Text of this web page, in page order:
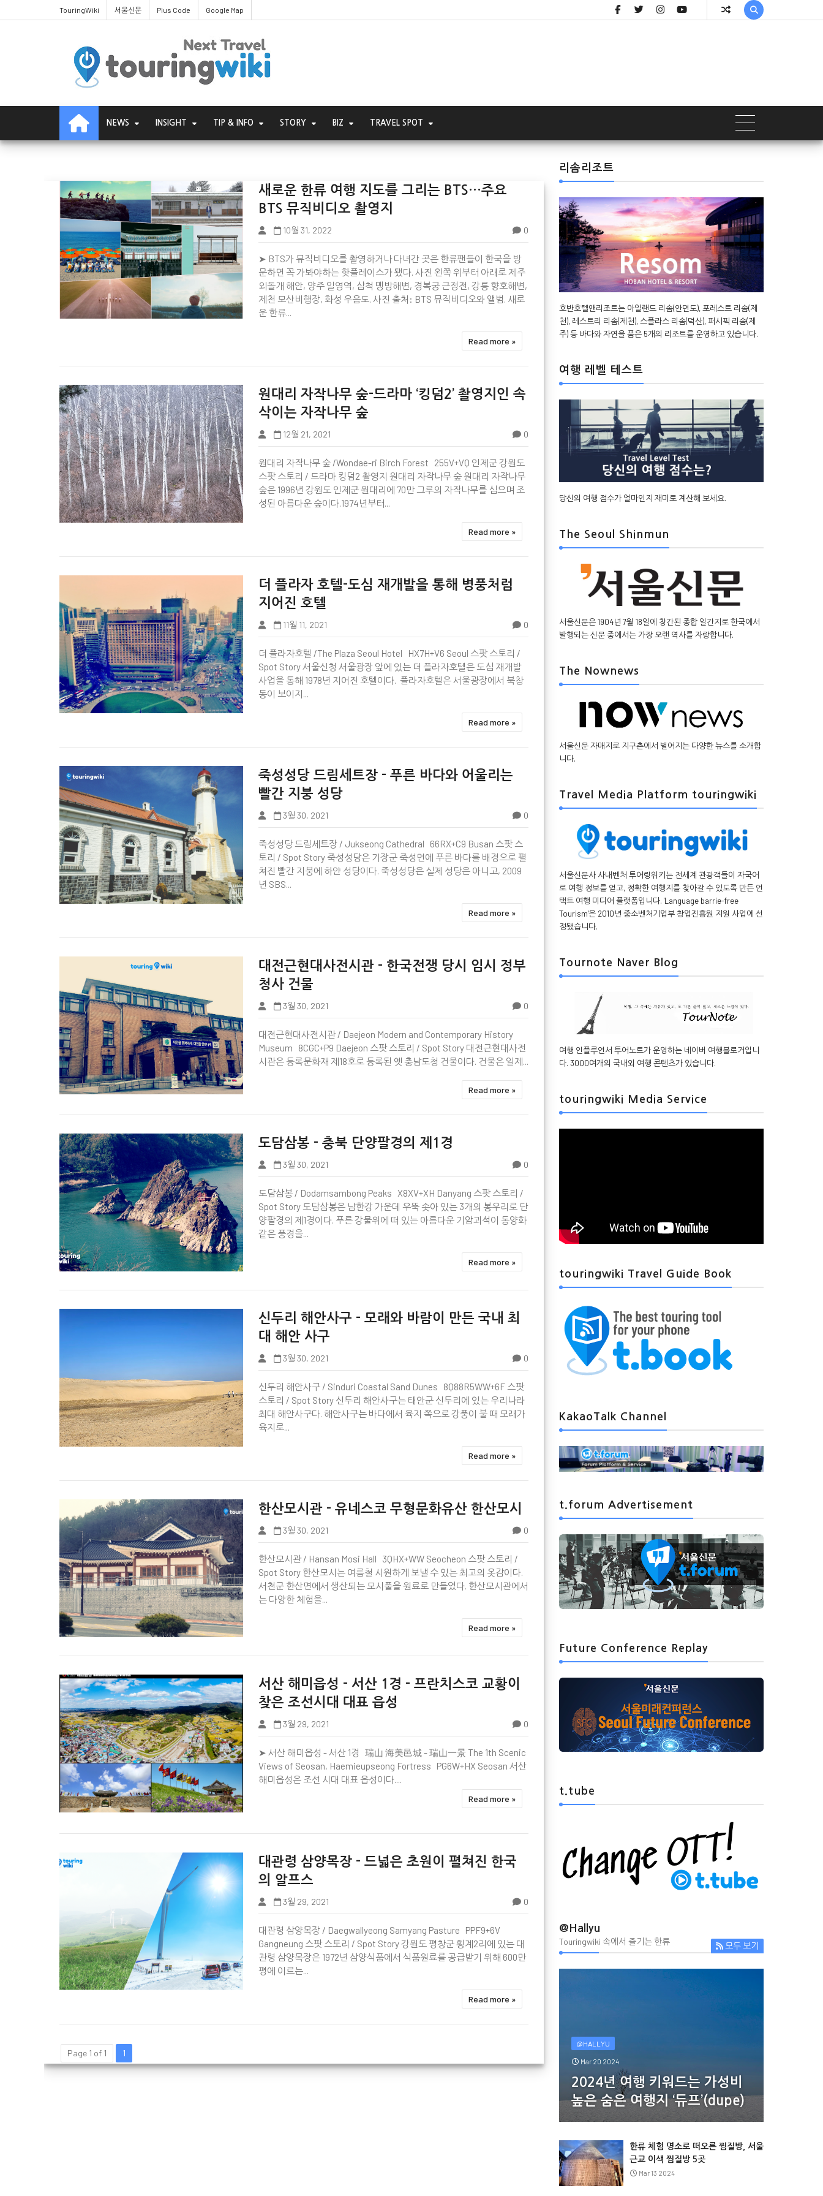
TouringWiki 서울신문 Plus Code Google Map 
NEWS INSIGHT TIP & INFO STORY BIZ TRAVEL SPOT
ReviewPick
새로운 한류 여행 지도를 그리는 BTS…주요
BTS 뮤직비디오 촬영지
10월 31, 2022 0
➤ BTS가 뮤직비디오를 촬영하거나 다녀간 곳은 한류팬들이 한국을 방
문하면 꼭 가봐야하는 핫플레이스가 됐다. 사진 왼쪽 위부터 아래로 제주
외돌개 해안, 양주 일영역, 삼척 맹방해변, 경복궁 근정전, 강릉 향호해변,
제천 모산비행장, 화성 우음도. 사진 출처: BTS 뮤직비디오와 앨범. 새로
운 한류...
Read more »
InsightPick
원대리 자작나무 숲-드라마 ‘킹덤2’ 촬영지인 속
삭이는 자작나무 숲
12월 21, 2021 0
원대리 자작나무 숲 /Wondae-ri Birch Forest 255V+VQ 인제군 강원도
스팟 스토리 / 드라마 킹덤2 촬영지 원대리 자작나무 숲 원대리 자작나무
숲은 1996년 강원도 인제군 원대리에 70만 그루의 자작나무를 심으며 조
성된 아름다운 숲이다.1974년부터...
Read more »
InsightPick
더 플라자 호텔-도심 재개발을 통해 병풍처럼
지어진 호텔
11월 11, 2021 0
더 플라자호텔 /The Plaza Seoul Hotel HX7H+V6 Seoul 스팟 스토리 /
Spot Story 서울신청 서울광장 앞에 있는 더 플라자호텔은 도심 재개발
사업을 통해 1978년 지어진 호텔이다. 플라자호텔은 서울광장에서 북창
동이 보이지...
Read more »
Tbook
죽성성당 드림세트장 - 푸른 바다와 어울리는
빨간 지붕 성당
3월 30, 2021 0
죽성성당 드림세트장 / Jukseong Cathedral 66RX+C9 Busan 스팟 스
토리 / Spot Story 죽성성당은 기장군 죽성면에 푸른 바다를 배경으로 펼
쳐진 빨간 지붕에 하얀 성당이다. 죽성성당은 실제 성당은 아니고, 2009
년 SBS...
Read more »
Tbook
대전근현대사전시관 - 한국전쟁 당시 임시 정부
청사 건물
3월 30, 2021 0
대전근현대사전시관 / Daejeon Modern and Contemporary History
Museum 8CGC+P9 Daejeon 스팟 스토리 / Spot Story 대전근현대사전
시관은 등록문화재 제18호로 등록된 옛 충남도청 건물이다. 건물은 일제...
Read more »

Tbook
도담삼봉 - 충북 단양팔경의 제1경
3월 30, 2021 0
도담삼봉 / Dodamsambong Peaks X8XV+XH Danyang 스팟 스토리 /
Spot Story 도담삼봉은 남한강 가운데 우뚝 솟아 있는 3개의 봉우리로 단
양팔경의 제1경이다. 푸른 강물위에 떠 있는 아름다운 기암괴석이 동양화
같은 풍경을...
Read more »
Tbook
신두리 해안사구 - 모래와 바람이 만든 국내 최
대 해안 사구
3월 30, 2021 0
신두리 해안사구 / Sinduri Coastal Sand Dunes 8Q88R5WW+6F 스팟
스토리 / Spot Story 신두리 해안사구는 태안군 신두리에 있는 우리나라
최대 해안사구다. 해안사구는 바다에서 육지 쪽으로 강풍이 불 때 모래가
육지로...
Read more »

한산모시관 - 유네스코 무형문화유산 한산모시
3월 30, 2021 0
한산모시관 / Hansan Mosi Hall 3QHX+WW Seocheon 스팟 스토리 /
Spot Story 한산모시는 여름철 시원하게 보낼 수 있는 최고의 옷감이다.
서천군 한산면에서 생산되는 모시풀을 원료로 만들었다. 한산모시관에서
는 다양한 체험을...
Read more »
Tbook
서산 해미읍성 - 서산 1경 - 프란치스코 교황이
찾은 조선시대 대표 읍성
3월 29, 2021 0
➤ 서산 해미읍성 - 서산 1경 瑞山 海美邑城 - 瑞山一景 The 1th Scenic
Views of Seosan, Haemieupseong Fortress PG6W+HX Seosan 서산
해미읍성은 조선 시대 대표 읍성이다....
Read more »
Tbook
대관령 삼양목장 - 드넓은 초원이 펼쳐진 한국
의 알프스
3월 29, 2021 0
대관령 삼양목장 / Daegwallyeong Samyang Pasture PPF9+6V
Gangneung 스팟 스토리 / Spot Story 강원도 평창군 횡계2리에 있는 대
관령 삼양목장은 1972년 삼양식품에서 식품원료를 공급받기 위해 600만
평에 이르는...
Read more »
Page 1 of 1 1
리솜리조트
호반호텔앤리조트는 아일랜드 리솜(안면도), 포레스트 리솜(제
천), 레스트리 리솜(제천), 스플라스 리솜(덕산), 퍼시픽 리솜(제
주) 등 바다와 자연을 품은 5개의 리조트를 운영하고 있습니다.
여행 레벨 테스트
당신의 여행 점수가 얼마인지 재미로 계산해 보세요.
The Seoul Shinmun
서울신문은 1904년 7월 18일에 창간된 종합 일간지로 한국에서
발행되는 신문 중에서는 가장 오랜 역사를 자랑합니다.
The Nownews
서울신문 자매지로 지구촌에서 벌어지는 다양한 뉴스를 소개합
니다.
Travel Media Platform touringwiki
서울신문사 사내벤처 투어링위키는 전세계 관광객들이 자국어
로 여행 정보를 얻고, 정확한 여행지를 찾아갈 수 있도록 만든 언
택트 여행 미디어 플랫폼입니다. 'Language barrie-free
Tourism'은 2010년 중소벤처기업부 창업진흥원 지원 사업에 선
정됐습니다.
Tournote Naver Blog
여행 인플루언서 투어노트가 운영하는 네이버 여행블로거입니
다. 3000여개의 국내외 여행 콘텐츠가 있습니다.
touringwiki Media Service
touringwiki Travel Guide Book
KakaoTalk Channel
t.forum Advertisement
Future Conference Replay
t.tube
@Hallyu
Touringwiki 속에서 즐기는 한류 모두 보기
@HALLYU
Mar 20 2024
2024년 여행 키워드는 가성비
높은 숨은 여행지 ‘듀프’(dupe)
한류 체험 명소로 떠오른 찜질방, 서울
근교 이색 찜질방 5곳
Mar 13 2024